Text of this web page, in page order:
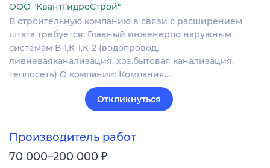
ООО "КвантГидроСтрой"
В строительную компанию в связи с расширением
штата требуется: Главный инженерпо наружным
системам В-1,К-1,К-2 (водопровод,
ливневаяканализация, хоз.бытовая канализация,
теплосеть) О компании: Компания…
Откликнуться
Производитель работ
70 000–200 000 ₽